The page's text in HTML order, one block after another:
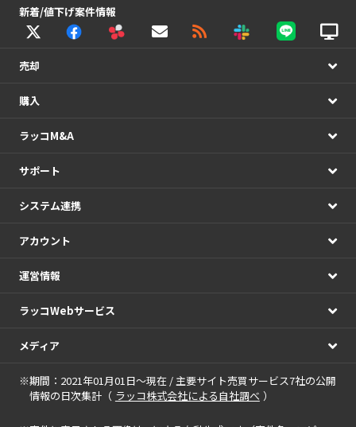
新着/値下げ案件情報
売却
購入
ラッコM&A
サポート
システム連携
アカウント
運営情報
ラッコWebサービス
メディア
※期間：2021年01月01日～現在 / 主要サイト売買サービス7社の公開
情報の日次集計（ ラッコ株式会社による自社調べ ）